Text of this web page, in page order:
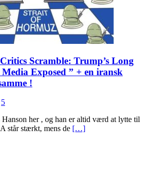
Scramble: Trump’s Long
Media Exposed ” + en iransk
!
5
her , og han er altid værd at lytte til
står stærkt, mens de […]